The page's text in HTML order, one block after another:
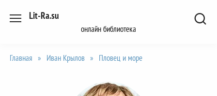
Lit-Ra.su
онлайн библиотека
Главная » Иван Крылов » Пловец и море